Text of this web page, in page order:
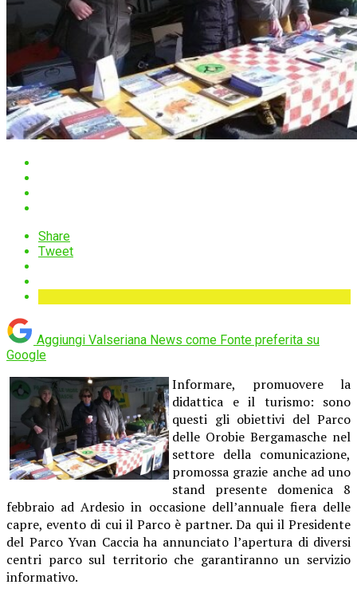
Share
Tweet
Aggiungi Valseriana News come Fonte preferita su
Google
Informare, promuovere la
didattica e il turismo: sono
questi gli obiettivi del Parco
delle Orobie Bergamasche nel
settore della comunicazione,
promossa grazie anche ad uno
stand presente domenica 8
febbraio ad Ardesio in occasione dell’annuale fiera delle
capre, evento di cui il Parco è partner. Da qui il Presidente
del Parco Yvan Caccia ha annunciato l’apertura di diversi
centri parco sul territorio che garantiranno un servizio
informativo.